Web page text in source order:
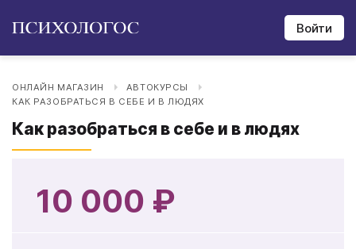
Войти
ОНЛАЙН МАГАЗИН
АВТОКУРСЫ
КАК РАЗОБРАТЬСЯ В СЕБЕ И В ЛЮДЯХ
Как разобраться в себе и в людях
10 000 ₽